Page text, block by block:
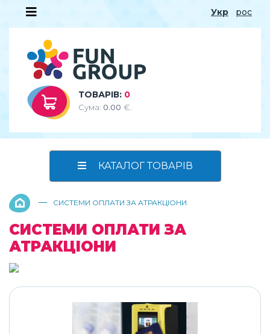
Укр рос
ТОВАРІВ: 0
Сума: 0.00 €.
КАТАЛОГ ТОВАРІВ
— СИСТЕМИ ОПЛАТИ ЗА АТРАКЦІОНИ
СИСТЕМИ ОПЛАТИ ЗА
АТРАКЦІОНИ